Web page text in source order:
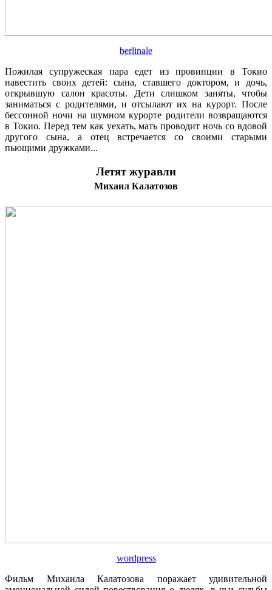
berlinale
Пожилая супружеская пара едет из провинции в Токио
навестить своих детей: сына, ставшего доктором, и дочь,
открывшую салон красоты. Дети слишком заняты, чтобы
заниматься с родителями, и отсылают их на курорт. После
бессонной ночи на шумном курорте родители возвращаются
в Токио. Перед тем как уехать, мать проводит ночь со вдовой
другого сына, а отец встречается со своими старыми
пьющими дружками...
Летят журавли
Михаил Калатозов
wordpress
Фильм Михаила Калатозова поражает удивительной